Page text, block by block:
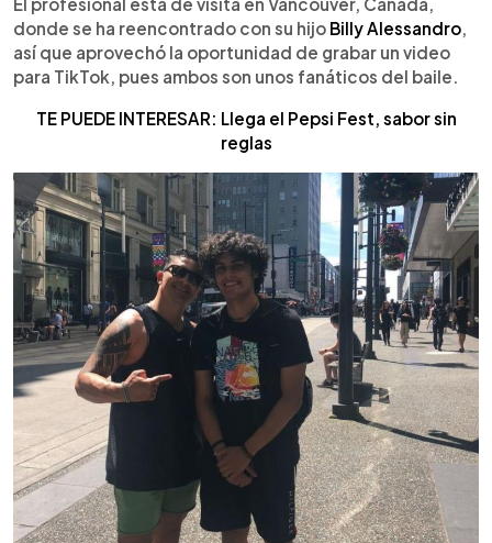
donde se ha reencontrado con su hijo Billy Alessandro
así que aprovechó la oportunidad de grabar un video
para TikTok, pues ambos son unos fanáticos del baile.
TE PUEDE INTERESAR: Llega el Pepsi Fest, sabor sin
reglas